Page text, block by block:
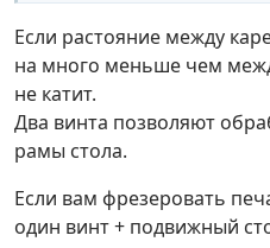
Если растояние между
на много меньше чем
не катит.
Два винта позволяют
рамы стола.
Если вам фрезеровать
один винт + подвижный